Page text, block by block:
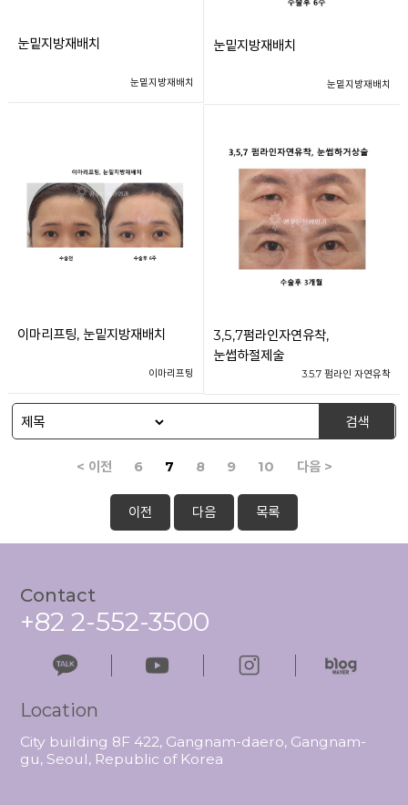
눈밑지방재배치
눈밑지방재배치
눈밑지방재배치
눈밑지방재배치
이마리프팅, 눈밑지방재배치
이마리프팅
3,5,7펌라인자연유착,
눈썹하절제술
3.5.7 펌라인 자연유착
검색
< 이전 6 7 8 9 10 다음 >
이전 다음 목록
Contact
+82 2-552-3500
Location
City building 8F 422, Gangnam-daero, Gangnam-
gu, Seoul, Republic of Korea